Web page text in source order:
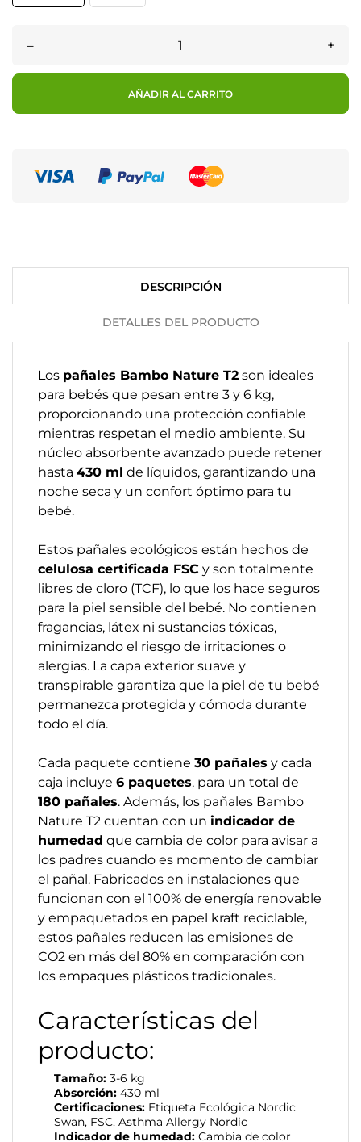
– +
AÑADIR AL CARRITO
DESCRIPCIÓN
DETALLES DEL PRODUCTO
Los pañales Bambo Nature T2 son ideales
para bebés que pesan entre 3 y 6 kg,
proporcionando una protección confiable
mientras respetan el medio ambiente. Su
núcleo absorbente avanzado puede retener
hasta 430 ml de líquidos, garantizando una
noche seca y un confort óptimo para tu
bebé.
Estos pañales ecológicos están hechos de
celulosa certificada FSC y son totalmente
libres de cloro (TCF), lo que los hace seguros
para la piel sensible del bebé. No contienen
fragancias, látex ni sustancias tóxicas,
minimizando el riesgo de irritaciones o
alergias. La capa exterior suave y
transpirable garantiza que la piel de tu bebé
permanezca protegida y cómoda durante
todo el día.
Cada paquete contiene 30 pañales y cada
caja incluye 6 paquetes, para un total de
180 pañales. Además, los pañales Bambo
Nature T2 cuentan con un indicador de
humedad que cambia de color para avisar a
los padres cuando es momento de cambiar
el pañal. Fabricados en instalaciones que
funcionan con el 100% de energía renovable
y empaquetados en papel kraft reciclable,
estos pañales reducen las emisiones de
CO2 en más del 80% en comparación con
los empaques plásticos tradicionales.
Características del
producto:
Tamaño: 3-6 kg
Absorción: 430 ml
Certificaciones: Etiqueta Ecológica Nordic
Swan, FSC, Asthma Allergy Nordic
Indicador de humedad: Cambia de color